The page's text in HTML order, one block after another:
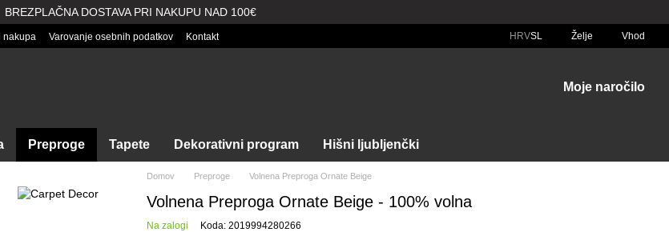
BREZPLAČNA DOSTAVA PRI NAKUPU NAD 100€
nakupa Varovanje osebnih podatkov Kontakt HRVSL Želje Vhod
Moje naročilo
Preproge Tapete Dekorativni program Hišni ljubljenčki
Domov Preproge Volnena Preproga Ornate Beige
Volnena Preproga Ornate Beige - 100% volna
Na zalogi Koda: 2019994280266